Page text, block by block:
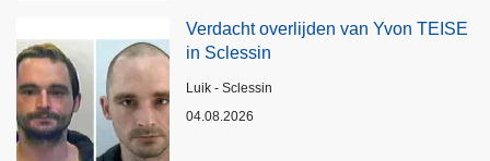
Verdacht overlijden van Yvon TEISE
in Sclessin
Plaats
Luik - Sclessin
04.08.2026